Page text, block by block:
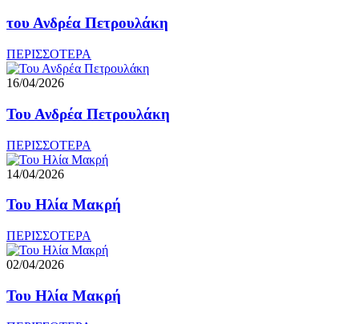
του Ανδρέα Πετρουλάκη
ΠΕΡΙΣΣΟΤΕΡΑ
16/04/2026
Του Ανδρέα Πετρουλάκη
ΠΕΡΙΣΣΟΤΕΡΑ
14/04/2026
Του Ηλία Μακρή
ΠΕΡΙΣΣΟΤΕΡΑ
02/04/2026
Του Ηλία Μακρή